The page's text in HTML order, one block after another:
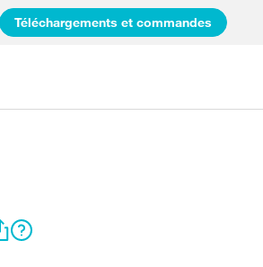
Téléchargements et commandes